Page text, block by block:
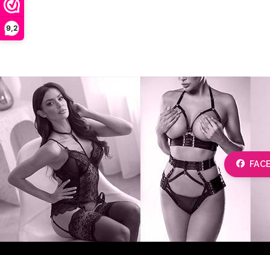
9,2